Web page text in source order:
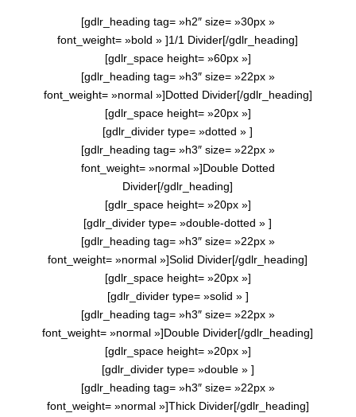
[gdlr_heading tag= »h2″ size= »30px »
font_weight= »bold » ]1/1 Divider[/gdlr_heading]
[gdlr_space height= »60px »]
[gdlr_heading tag= »h3″ size= »22px »
font_weight= »normal »]Dotted Divider[/gdlr_heading]
[gdlr_space height= »20px »]
[gdlr_divider type= »dotted » ]
[gdlr_heading tag= »h3″ size= »22px »
font_weight= »normal »]Double Dotted
Divider[/gdlr_heading]
[gdlr_space height= »20px »]
[gdlr_divider type= »double-dotted » ]
[gdlr_heading tag= »h3″ size= »22px »
font_weight= »normal »]Solid Divider[/gdlr_heading]
[gdlr_space height= »20px »]
[gdlr_divider type= »solid » ]
[gdlr_heading tag= »h3″ size= »22px »
font_weight= »normal »]Double Divider[/gdlr_heading]
[gdlr_space height= »20px »]
[gdlr_divider type= »double » ]
[gdlr_heading tag= »h3″ size= »22px »
font_weight= »normal »]Thick Divider[/gdlr_heading]